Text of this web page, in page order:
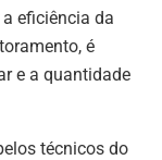
eficiência da
é
e a quantidade
técnicos do